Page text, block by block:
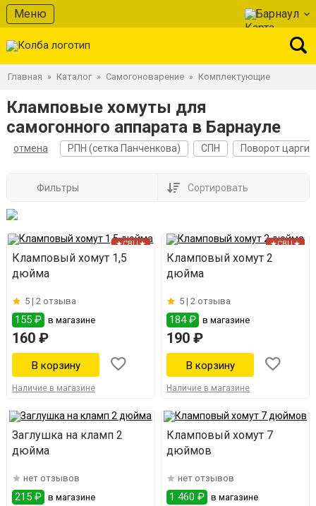
Меню Барнаул
Главная » Каталог » Самогоноварение » Комплектующие
Кламповые хомуты для
самогонного аппарата в Барнауле
отмена РПН (сетка Панченкова) СПН Поворот царги
Фильтры Сортировать
★СВЦ★
Кламповый хомут 1,5
дюйма
5 | 2 отзыва
155 ₽ в магазине
160 ₽
Наличие в магазине
★СВЦ★
Кламповый хомут 2
дюйма
5 |2 отзыва
184 ₽ в магазине
190 ₽
Наличие в магазине
Заглушка на кламп 2
дюйма
нет отзывов
215 ₽ в магазине
Кламповый хомут 7
дюймов
нет отзывов
1 460 ₽ в магазине